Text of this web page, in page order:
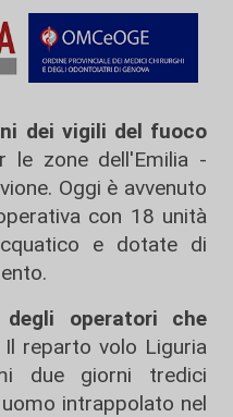
dei vigili del fuoco
le zone dell'Emilia -
Oggi è avvenuto
con 18 unità
e dotate di
operatori che
Il reparto volo Liguria
due giorni tredici
intrappolato nel